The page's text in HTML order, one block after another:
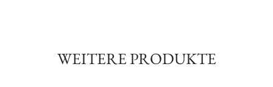
WEITERE PRODUKTE